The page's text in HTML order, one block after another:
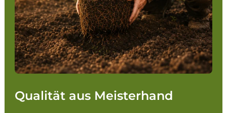
Qualität aus Meisterhand